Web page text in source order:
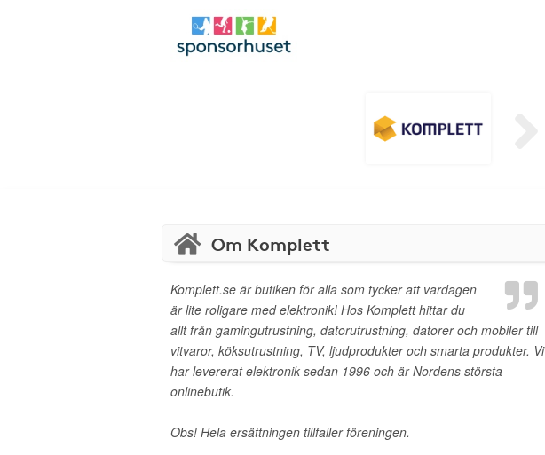
Om Komplett
Komplett.se är butiken för alla som tycker att vardagen
är lite roligare med elektronik! Hos Komplett hittar du
allt från gamingutrustning, datorutrustning, datorer och mobiler till
vitvaror, köksutrustning, TV, ljudprodukter och smarta produkter. Vi
har levererat elektronik sedan 1996 och är Nordens största
onlinebutik.
Obs! Hela ersättningen tillfaller föreningen.